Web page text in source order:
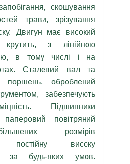
скошування
трави, зрізування
Двигун має високий
з лінійною
в тому числі і на
Сталевий вал та
поршень, оброблений
забезпечують
Підшипники
повітряний
розмірів
постійну високу
за будь-яких умов.